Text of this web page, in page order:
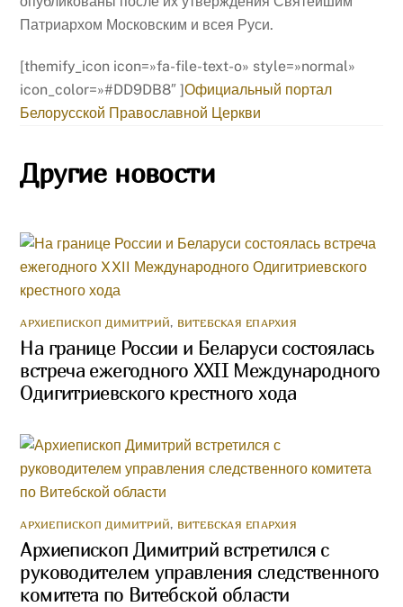
Патриархом Московским и всея Руси.
[themify_icon icon=»fa-file-text-o» style=»normal»
icon_color=»#DD9DB8″ ]Официальный портал
Белорусской Православной Церкви
Другие новости
АРХИЕПИСКОП ДИМИТРИЙ, ВИТЕБСКАЯ ЕПАРХИЯ
На границе России и Беларуси состоялась
встреча ежегодного XXII Международного
Одигитриевского крестного хода
АРХИЕПИСКОП ДИМИТРИЙ, ВИТЕБСКАЯ ЕПАРХИЯ
Архиепископ Димитрий встретился с
руководителем управления следственного
комитета по Витебской области